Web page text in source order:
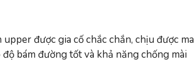
được gia cố chắc chắn, chịu được ma
bám đường tốt và khả năng chống mài